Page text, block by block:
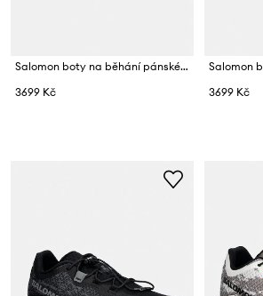
Salomon boty na běhání pánské ULTRA GLIDE 4
3699 Kč
3699 Kč